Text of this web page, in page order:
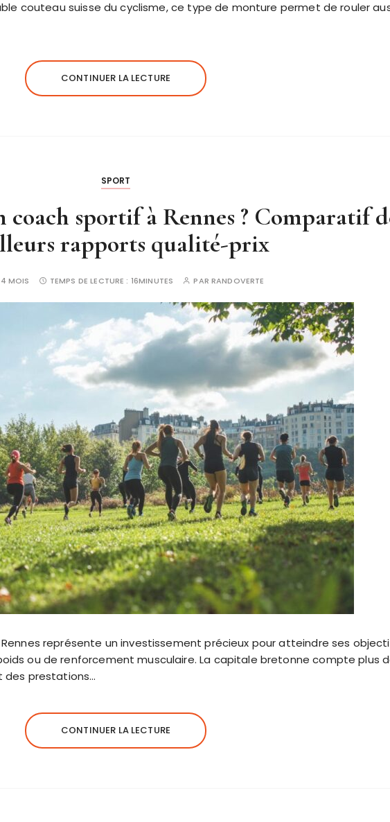
couteau suisse du cyclisme, ce type de monture permet de rouler
CONTINUER LA LECTURE
SPORT
sportif à Rennes ? Comparatif
rapports qualité-prix
MOIS TEMPS DE LECTURE : 16MINUTES PARRANDOVERTE
représente un investissement précieux pour atteindre ses
ou de renforcement musculaire. La capitale bretonne compte plus
des prestations…
CONTINUER LA LECTURE